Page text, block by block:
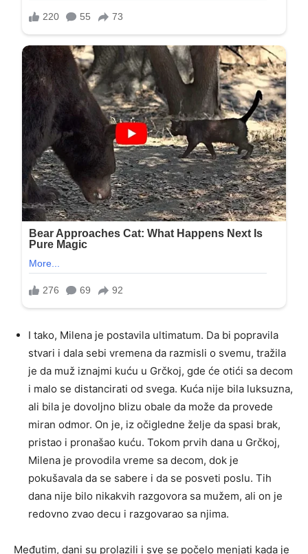
I tako, Milena je postavila ultimatum. Da bi popravila
stvari i dala sebi vremena da razmisli o svemu, tražila
je da muž iznajmi kuću u Grčkoj, gde će otići sa decom
i malo se distancirati od svega. Kuća nije bila luksuzna,
ali bila je dovoljno blizu obale da može da provede
miran odmor. On je, iz očigledne želje da spasi brak,
pristao i pronašao kuću. Tokom prvih dana u Grčkoj,
Milena je provodila vreme sa decom, dok je
pokušavala da se sabere i da se posveti poslu. Tih
dana nije bilo nikakvih razgovora sa mužem, ali on je
redovno zvao decu i razgovarao sa njima.
Međutim, dani su prolazili i sve se počelo menjati kada je